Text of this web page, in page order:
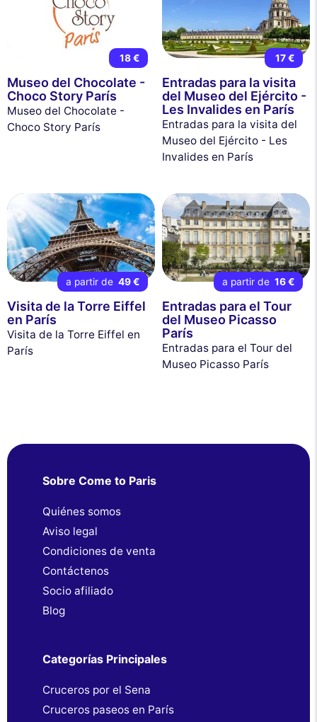
18 €
Museo del Chocolate -
Choco Story París
Museo del Chocolate -
Choco Story París
17 €
Entradas para la visita
del Museo del Ejército -
Les Invalides en París
Entradas para la visita del
Museo del Ejército - Les
Invalides en París
a partir de 49 €
Visita de la Torre Eiffel
en París
Visita de la Torre Eiffel en
París
a partir de 16 €
Entradas para el Tour
del Museo Picasso
París
Entradas para el Tour del
Museo Picasso París
Sobre Come to Paris
Quiénes somos
Aviso legal
Condiciones de venta
Contáctenos
Socio afiliado
Blog
Categorías Principales
Cruceros por el Sena
Cruceros paseos en París